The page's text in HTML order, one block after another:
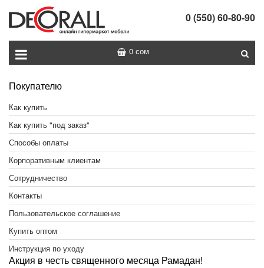
0 (550) 60-80-90
0 сом
Покупателю
Как купить
Как купить "под заказ"
Способы оплаты
Корпоративным клиентам
Сотрудничество
Контакты
Пользовательское соглашение
Купить оптом
Инструкция по уходу
Акция в честь священного месяца Рамадан!